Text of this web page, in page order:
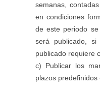
semanas,
en condiciones
de este periodo
será publicado,
publicado requiere
c) Publicar los
plazos predefinidos